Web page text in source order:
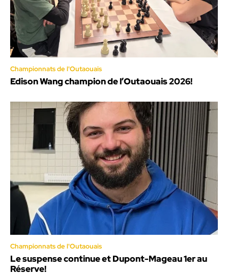
Championnats de l'Outaouais
Edison Wang champion de l’Outaouais 2026!
Championnats de l'Outaouais
Le suspense continue et Dupont-Mageau 1er au
Réserve!